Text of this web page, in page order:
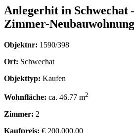
Anlegerhit in Schwechat
Zimmer-Neubauwohnung
Objektnr: 1590/398
Ort: Schwechat
Objekttyp: Kaufen
Wohnfläche: ca. 46.77 m2
Zimmer: 2
Kaufpreis: € 200.000,00